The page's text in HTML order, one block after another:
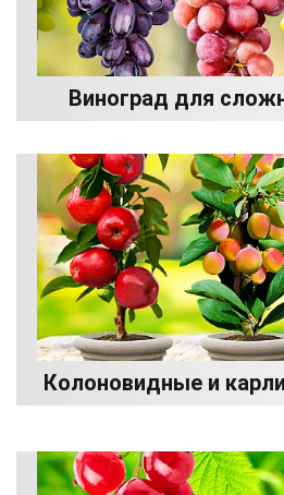
Виноград для
Колоновидные и